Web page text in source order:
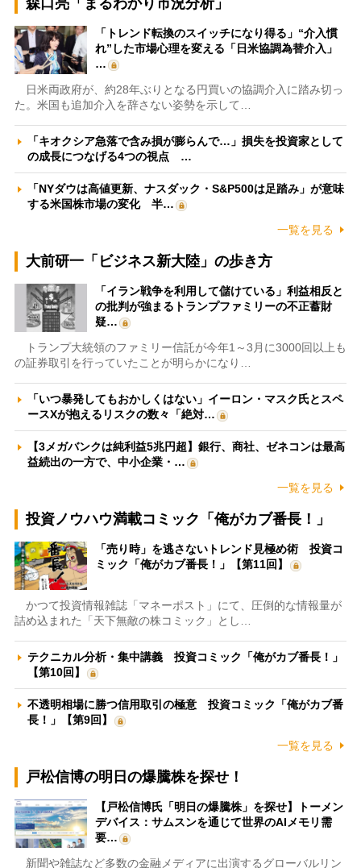
「トレンド転換のスイッチになり得る」“介入慣
れ”した市場心理を変える「日米協調為替介入」
…
日米両政府が、約28年ぶりとなる円買いの協調介入に踏み切っ
た。米国も追加介入を辞さない姿勢を示して…
「キオクシア急落で含み損が膨らんで…」損失を投資家として
の成長につなげる4つの視点 …
「NYダウは高値更新、ナスダック・S&P500は足踏み」が意味
する米国株市場の変化 半…
一覧を見る
大前研一「ビジネス新大陸」の歩き方
「イラン戦争を利用して儲けている」利益相反と
の批判が強まるトランプファミリーの不正蓄財
疑…
トランプ大統領のファミリー信託が今年1～3月に3000回以上も
の証券取引を行っていたことが明らかになり…
「いつ暴発してもおかしくはない」イーロン・マスク氏とスペ
ースXが抱えるリスクの数々「絶対…
【3メガバンクは純利益5兆円超】銀行、商社、ゼネコンは最高
益続出の一方で、中小企業・…
一覧を見る
投資ノウハウ満載コミック「俺がカブ番長！」
「売り時」を逃さないトレンド見極め術 投資コ
ミック「俺がカブ番長！」【第11回】
かつて投資情報雑誌「マネーポスト」にて、圧倒的な情報量が
詰め込まれた「天下無敵の株コミック」とし…
テクニカル分析・集中講義 投資コミック「俺がカブ番長！」
【第10回】
不透明相場に勝つ信用取引の極意 投資コミック「俺がカブ番
長！」【第9回】
一覧を見る
戸松信博の明日の爆騰株を探せ！
【戸松信博氏「明日の爆騰株」を探せ】トーメン
デバイス：サムスンを通じて世界のAIメモリ需
要…
新聞や雑誌など多数の金融メディアに出演するグローバルリン